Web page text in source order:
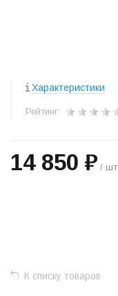
Характеристики
Рейтинг:
14 850 ₽ / шт
К списку товаров